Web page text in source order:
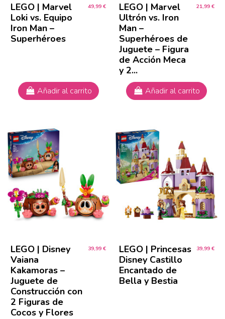
LEGO | Marvel
Loki vs. Equipo
Iron Man –
Superhéroes
49,99 €
Añadir al carrito
LEGO | Marvel
Ultrón vs. Iron
Man –
Superhéroes de
Juguete – Figura
de Acción Meca
y 2...
21,99 €
Añadir al carrito
LEGO | Disney
Vaiana
Kakamoras –
Juguete de
Construcción con
2 Figuras de
Cocos y Flores
39,99 €
LEGO | Princesas
Disney Castillo
Encantado de
Bella y Bestia
39,99 €